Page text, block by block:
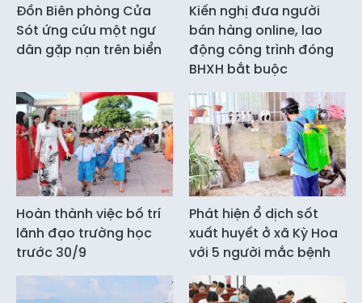
Đồn Biên phòng Cửa
Sót ứng cứu một ngư
dân gặp nạn trên biển
Kiến nghị đưa người
bán hàng online, lao
động công trình đóng
BHXH bắt buộc
Hoàn thành việc bố trí
lãnh đạo trường học
trước 30/9
Phát hiện ổ dịch sốt
xuất huyết ở xã Kỳ Hoa
với 5 người mắc bệnh